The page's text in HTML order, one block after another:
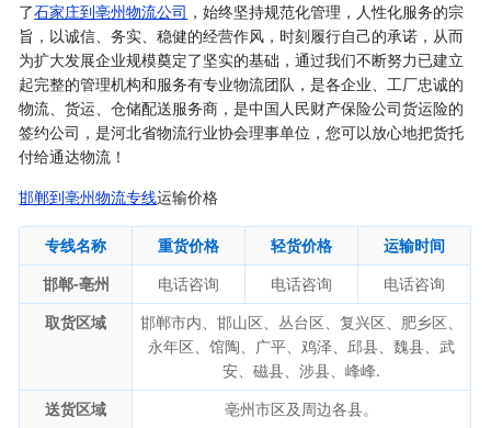
了石家庄到亳州物流公司 ，始终坚持规范化管理，人性化服务的宗
旨，以诚信、务实、稳健的经营作风，时刻履行自己的承诺，从而
为扩大发展企业规模奠定了坚实的基础，通过我们不断努力已建立
起完整的管理机构和服务有专业物流团队，是各企业、工厂忠诚的
物流、货运、仓储配送服务商，是中国人民财产保险公司货运险的
签约公司，是河北省物流行业协会理事单位，您可以放心地把货托
付给通达物流！
邯郸到亳州物流专线运输价格
专线名称 重货价格 轻货价格
运输时间
邯郸-亳州
电话咨询 电话咨询
电话咨询
取货区域
邯郸市内、邯山区、丛台区、复兴区、肥乡区、
永年区、馆陶、广平、鸡泽、邱县、魏县、武
安、磁县、涉县、峰峰.
送货区域
亳州市区及周边各县。